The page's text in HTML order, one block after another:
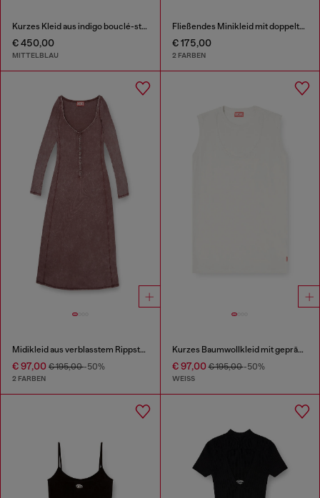
Kurzes Kleid aus indigo bouclé-strick
€ 450,00
MITTELBLAU
Fließendes Minikleid mit doppelten Trägern
€ 175,00
2 FARBEN
Midikleid aus verblasstem Rippstrick-Jersey
€ 97,00 € 195,00-50%
2 FARBEN
Kurzes Baumwollkleid mit geprägter Kette
€ 97,00€ 195,00-50%
WEISS